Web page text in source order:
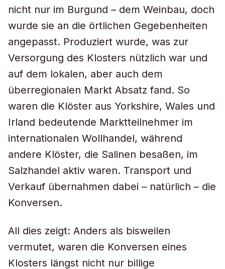
nicht nur im Burgund – dem Weinbau, doch
wurde sie an die örtlichen Gegebenheiten
angepasst. Produziert wurde, was zur
Versorgung des Klosters nützlich war und
auf dem lokalen, aber auch dem
überregionalen Markt Absatz fand. So
waren die Klöster aus Yorkshire, Wales und
Irland bedeutende Marktteilnehmer im
internationalen Wollhandel, während
andere Klöster, die Salinen besaßen, im
Salzhandel aktiv waren. Transport und
Verkauf übernahmen dabei – natürlich – die
Konversen.
All dies zeigt: Anders als bisweilen
vermutet, waren die Konversen eines
Klosters längst nicht nur billige